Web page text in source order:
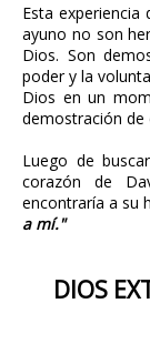
Esta
ayuno no son
Dios. Son
poder y la
Dios en un
demostración de
Luego de
corazón de
encontraría a su
a mí."
DIOS